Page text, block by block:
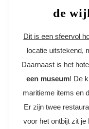
de
Dit is een sfeervol
locatie uitstekend,
Daarnaast is het
een museum! De
maritieme items en
Er zijn twee
voor het ontbijt zit je